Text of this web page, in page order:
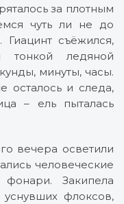
за плотным
чуть ли не до
съёжился,
тонкой ледяной
минуты, часы.
осталось и следа,
– ель пыталась
вечера осветили
человеческие
фонари. Закипела
флоксов,